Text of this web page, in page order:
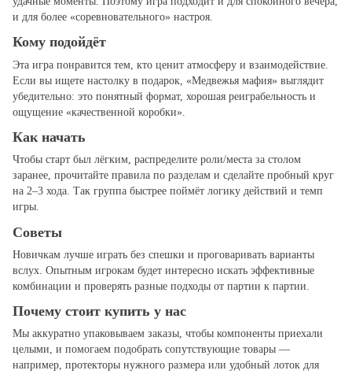
и для более «соревновательного» настроя.
Кому подойдёт
Эта игра понравится тем, кто ценит атмосферу и взаимодействие.
Если вы ищете настолку в подарок, «Медвежья мафия» выглядит
убедительно: это понятный формат, хорошая реиграбельность и
ощущение «качественной коробки».
Как начать
Чтобы старт был лёгким, распределите роли/места за столом
заранее, прочитайте правила по разделам и сделайте пробный круг
на 2–3 хода. Так группа быстрее поймёт логику действий и темп
игры.
Советы
Новичкам лучше играть без спешки и проговаривать варианты
вслух. Опытным игрокам будет интересно искать эффективные
комбинации и проверять разные подходы от партии к партии.
Почему стоит купить у нас
Мы аккуратно упаковываем заказы, чтобы компоненты приехали
целыми, и помогаем подобрать сопутствующие товары —
например, протекторы нужного размера или удобный лоток для